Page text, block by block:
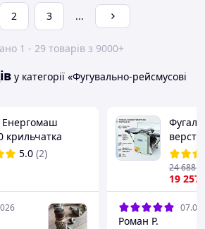
2 3 ...
1 - 29 товарів з 9000+
у категорії «Фугувально-рейсмусові
Енергомаш
крильчатка
5.0 (2)
MLC
19 257
24 688
Роман Р.